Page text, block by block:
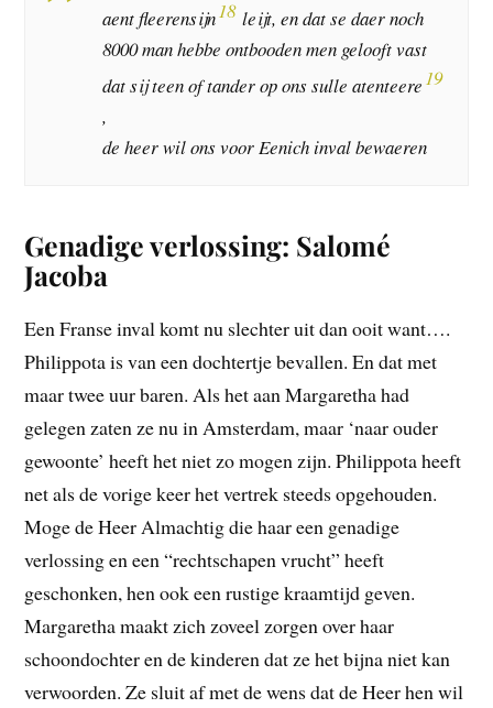
aent fleerensijn18 leijt, en dat se daer noch
8000 man hebbe ontbooden men gelooft vast
dat sij teen of tander op ons sulle atenteere19
,
de heer wil ons voor Eenich inval bewaeren
Genadige verlossing: Salomé
Jacoba
Een Franse inval komt nu slechter uit dan ooit want….
Philippota is van een dochtertje bevallen. En dat met
maar twee uur baren. Als het aan Margaretha had
gelegen zaten ze nu in Amsterdam, maar ‘naar ouder
gewoonte’ heeft het niet zo mogen zijn. Philippota heeft
net als de vorige keer het vertrek steeds opgehouden.
Moge de Heer Almachtig die haar een genadige
verlossing en een “rechtschapen vrucht” heeft
geschonken, hen ook een rustige kraamtijd geven.
Margaretha maakt zich zoveel zorgen over haar
schoondochter en de kinderen dat ze het bijna niet kan
verwoorden. Ze sluit af met de wens dat de Heer hen wil